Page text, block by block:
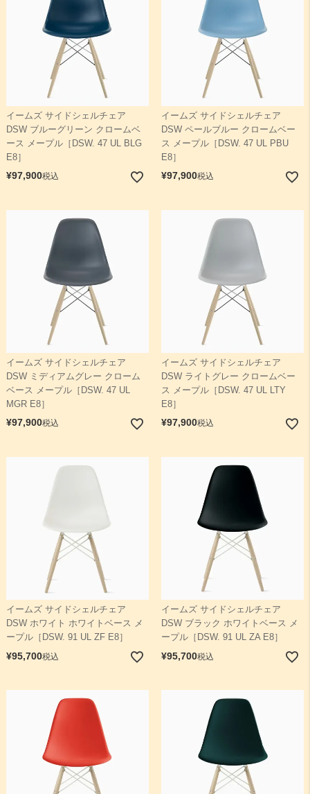
イームズ サイドシェルチェア
DSW ブルーグリーン クロームベ
ース メープル［DSW. 47 UL BLG
E8］
¥97,900税込
イームズ サイドシェルチェア
DSW ペールブルー クロームベー
ス メープル［DSW. 47 UL PBU
E8］
¥97,900税込
イームズ サイドシェルチェア
DSW ミディアムグレー クローム
ベース メープル［DSW. 47 UL
MGR E8］
¥97,900税込
イームズ サイドシェルチェア
DSW ライトグレー クロームベー
ス メープル［DSW. 47 UL LTY
E8］
¥97,900税込
イームズ サイドシェルチェア
DSW ホワイト ホワイトベース メ
ープル［DSW. 91 UL ZF E8］
¥95,700税込
イームズ サイドシェルチェア
DSW ブラック ホワイトベース メ
ープル［DSW. 91 UL ZA E8］
¥95,700税込